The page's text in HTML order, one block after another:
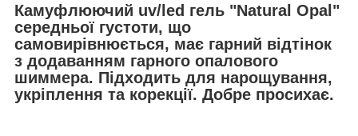
Камуфлюючий uv/led гель "Natural Opal"
середньої густоти, що
самовирівнюється, має гарний відтінок
з додаванням гарного опалового
шиммера. Підходить для нарощування,
укріплення та корекції. Добре просихає.